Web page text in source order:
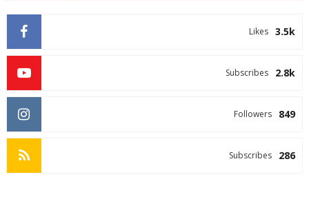
3.5k
Likes
2.8k
Subscribes
849
Followers
286
Subscribes